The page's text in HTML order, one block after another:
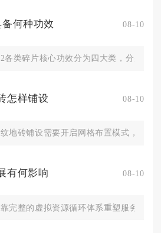
何种功效 08-10
各类碎片核心功效分为四大类，分别是
怎样铺设 08-10
地砖铺设需要开启网格布置模式，沿
有何影响 08-10
完整的虚拟资源循环体系重塑服务器